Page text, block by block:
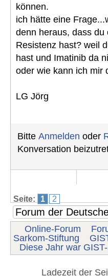
können.
ich hätte eine
denn heraus, dass du
Resistenz hast? weil
hast und Imatinib da
oder wie kann ich mir
LG Jörg
Bitte Anmelden oder
Konversation
Seite: 1 2
Online-Forum
Sarkom-Stiftung
Diese Jahr war
Ladezeit der